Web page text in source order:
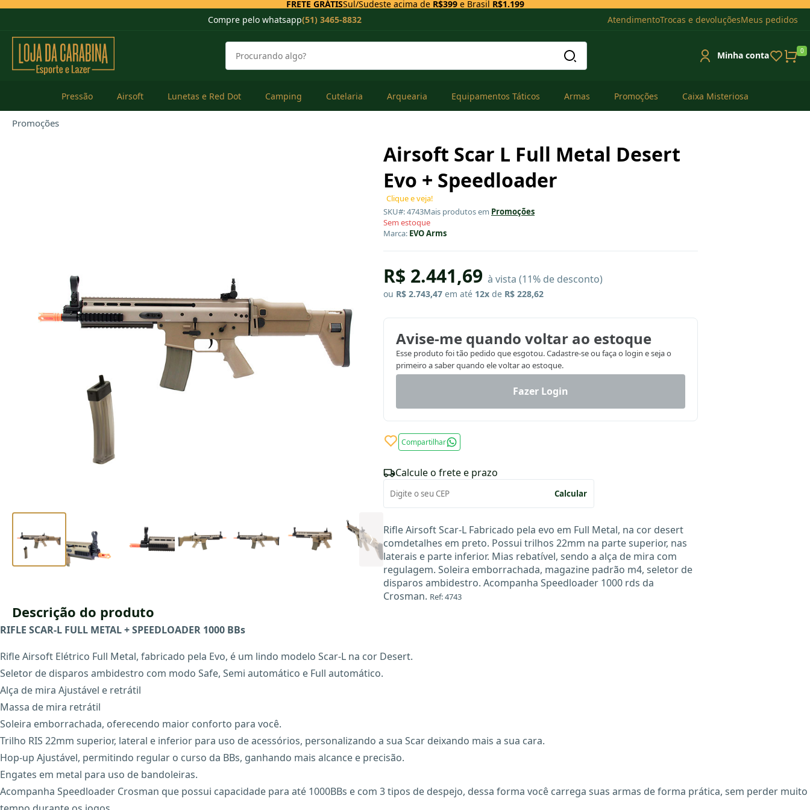
FRETE GRÁTISSul/Sudeste acima de R$399e Brasil R$1.199
Compre pelo whatsapp(51) 3465-8832 AtendimentoTrocas e devoluçõesMeus pedidos
Minha conta 0
Pressão Airsoft Lunetas e Red Dot Camping Cutelaria Arquearia Equipamentos Táticos Armas Promoções Caixa Misteriosa
Promoções
Airsoft Scar L Full Metal Desert
Evo + Speedloader
Clique e veja!
SKU#: 4743Mais produtos em Promoções
Sem estoque
Marca: EVO Arms
R$ 2.441,69 à vista (11% de desconto)
ou R$ 2.743,47 em até 12x de R$ 228,62
Avise-me quando voltar ao estoque
Esse produto foi tão pedido que esgotou. Cadastre-se ou faça o login e seja o
primeiro a saber quando ele voltar ao estoque.
Fazer Login
Compartilhar
Calcule o frete e prazo
Calcular
Rifle Airsoft Scar-L Fabricado pela evo em Full Metal, na cor desert
comdetalhes em preto. Possui trilhos 22mm na parte superior, nas
laterais e parte inferior. Mias rebatível, sendo a alça de mira com
regulagem. Soleira emborrachada, magazine padrão m4, seletor de
disparos ambidestro. Acompanha Speedloader 1000 rds da
Crosman. Ref: 4743
Descrição do produto
RIFLE SCAR-L FULL METAL + SPEEDLOADER 1000 BBs
Rifle Airsoft Elétrico Full Metal, fabricado pela Evo, é um lindo modelo Scar-L na cor Desert.
Seletor de disparos ambidestro com modo Safe, Semi automático e Full automático.
Alça de mira Ajustável e retrátil
Massa de mira retrátil
Soleira emborrachada, oferecendo maior conforto para você.
Trilho RIS 22mm superior, lateral e inferior para uso de acessórios, personalizando a sua Scar deixando mais a sua cara.
Hop-up Ajustável, permitindo regular o curso da BBs, ganhando mais alcance e precisão.
Engates em metal para uso de bandoleiras.
Acompanha Speedloader Crosman que possui capacidade para até 1000BBs e com 3 tipos de despejo, dessa forma você carrega suas armas de forma prática, sem perder muito